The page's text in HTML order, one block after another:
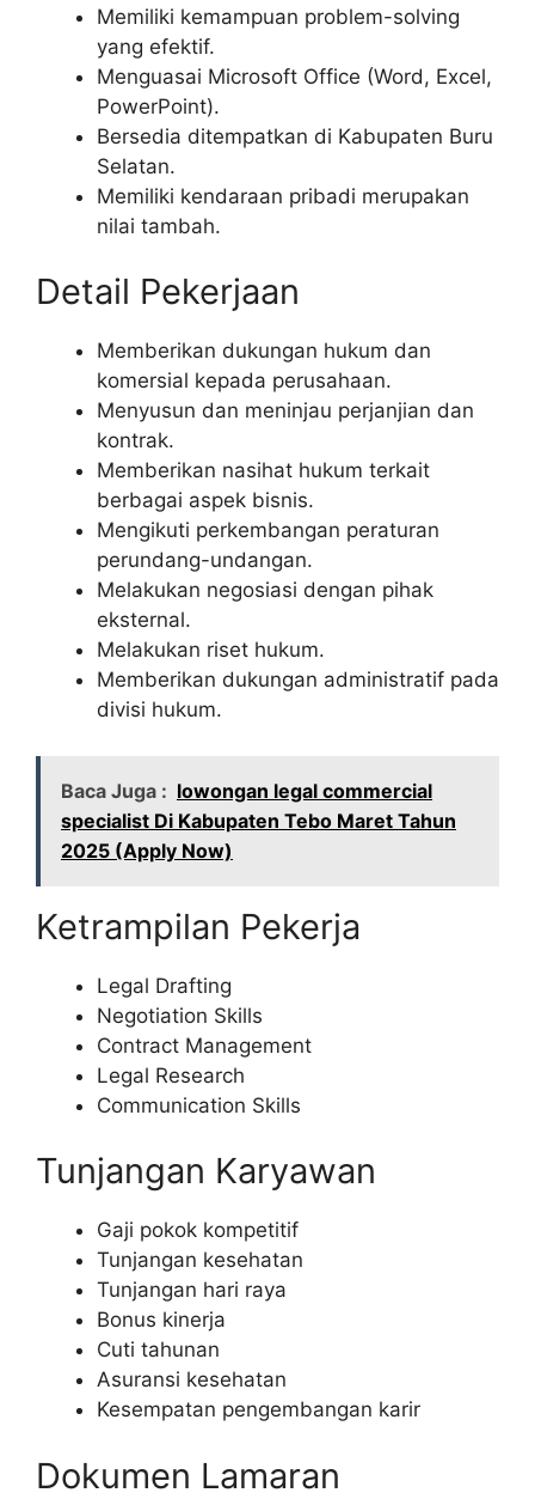
Memiliki kemampuan problem-solving
yang efektif.
Menguasai Microsoft Office (Word, Excel,
PowerPoint).
Bersedia ditempatkan di Kabupaten Buru
Selatan.
Memiliki kendaraan pribadi merupakan
nilai tambah.
Detail Pekerjaan
Memberikan dukungan hukum dan
komersial kepada perusahaan.
Menyusun dan meninjau perjanjian dan
kontrak.
Memberikan nasihat hukum terkait
berbagai aspek bisnis.
Mengikuti perkembangan peraturan
perundang-undangan.
Melakukan negosiasi dengan pihak
eksternal.
Melakukan riset hukum.
Memberikan dukungan administratif pada
divisi hukum.
Baca Juga : lowongan legal commercial
specialist Di Kabupaten Tebo Maret Tahun
2025 (Apply Now)
Ketrampilan Pekerja
Legal Drafting
Negotiation Skills
Contract Management
Legal Research
Communication Skills
Tunjangan Karyawan
Gaji pokok kompetitif
Tunjangan kesehatan
Tunjangan hari raya
Bonus kinerja
Cuti tahunan
Asuransi kesehatan
Kesempatan pengembangan karir
Dokumen Lamaran